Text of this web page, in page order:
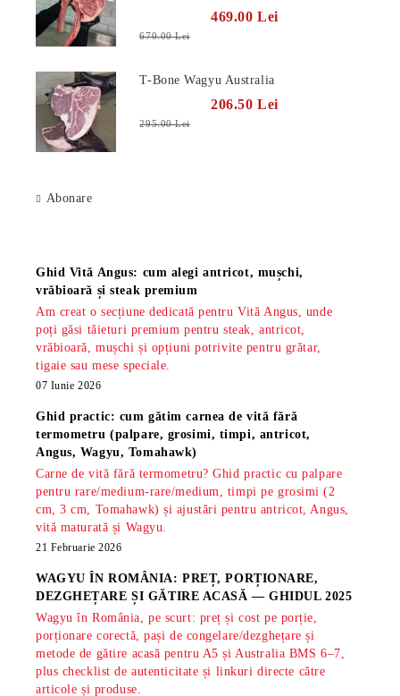
469.00 Lei
670.00 Lei
T-Bone Wagyu Australia
206.50 Lei
295.00 Lei
Abonare
Ghid Vită Angus: cum alegi antricot, mușchi,
vrăbioară și steak premium
Am creat o secțiune dedicată pentru Vită Angus, unde
poți găsi tăieturi premium pentru steak, antricot,
vrăbioară, mușchi și opțiuni potrivite pentru grătar,
tigaie sau mese speciale.
07 Iunie 2026
Ghid practic: cum gătim carnea de vită fără
termometru (palpare, grosimi, timpi, antricot,
Angus, Wagyu, Tomahawk)
Carne de vită fără termometru? Ghid practic cu palpare
pentru rare/medium-rare/medium, timpi pe grosimi (2
cm, 3 cm, Tomahawk) și ajustări pentru antricot, Angus,
vită maturată și Wagyu.
21 Februarie 2026
WAGYU ÎN ROMÂNIA: PREȚ, PORȚIONARE,
DEZGHEȚARE ȘI GĂTIRE ACASĂ — GHIDUL 2025
Wagyu în România, pe scurt: preț și cost pe porție,
porționare corectă, pași de congelare/dezghețare și
metode de gătire acasă pentru A5 și Australia BMS 6–7,
plus checklist de autenticitate și linkuri directe către
articole și produse.